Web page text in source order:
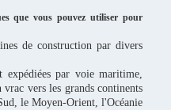
que vous pouvez utiliser pour
de construction par divers
expédiées par voie maritime,
vers les grands continents
le Moyen-Orient, l'Océanie